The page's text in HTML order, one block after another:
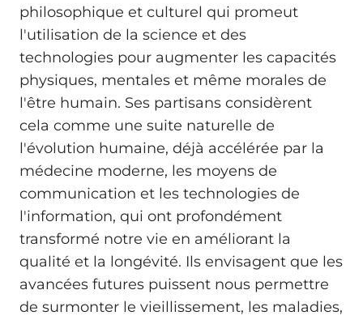
philosophique et culturel qui promeut
l'utilisation de la science et des
technologies pour augmenter les capacités
physiques, mentales et même morales de
l'être humain. Ses partisans considèrent
cela comme une suite naturelle de
l'évolution humaine, déjà accélérée par la
médecine moderne, les moyens de
communication et les technologies de
l'information, qui ont profondément
transformé notre vie en améliorant la
qualité et la longévité. Ils envisagent que les
avancées futures puissent nous permettre
de surmonter le vieillissement, les maladies,